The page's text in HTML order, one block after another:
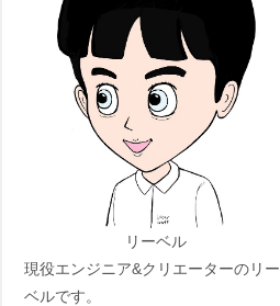
リーベル
現役エンジニア&クリエーターのリー
ベルです。